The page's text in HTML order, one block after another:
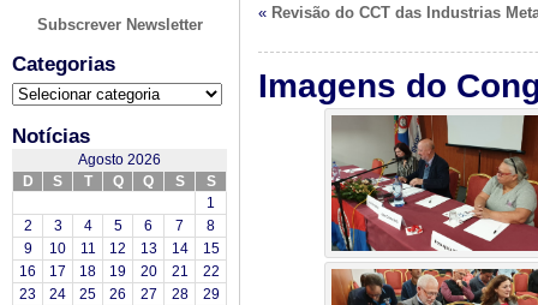
Subscrever Newsletter
Categorias
Categorias
Notícias
Agosto 2026
D
S T Q Q S
S
1
2
3 4 5 6 7
8
9
10 11 12 13 14
15
16
17 18 19 20 21
22
23
24 25 26 27 28
29
« Revisão do CCT das Industrias
Imagens do